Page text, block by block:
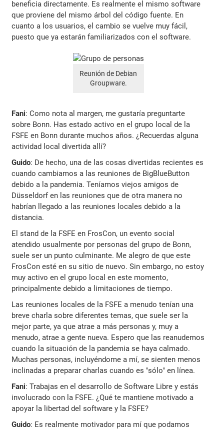
beneficia directamente. Es realmente el mismo software
que proviene del mismo árbol del código fuente. En
cuanto a los usuarios, el cambio se vuelve muy fácil,
puesto que ya estarán familiarizados con el software.
Reunión de Debian
Groupware.
Fani: Como nota al margen, me gustaría preguntarte
sobre Bonn. Has estado activo en el grupo local de la
FSFE en Bonn durante muchos años. ¿Recuerdas alguna
actividad local divertida allí?
Guido: De hecho, una de las cosas divertidas recientes es
cuando cambiamos a las reuniones de BigBlueButton
debido a la pandemia. Teníamos viejos amigos de
Düsseldorf en las reuniones que de otra manera no
habrían llegado a las reuniones locales debido a la
distancia.
El stand de la FSFE en FrosCon, un evento social
atendido usualmente por personas del grupo de Bonn,
suele ser un punto culminante. Me alegro de que este
FrosCon esté en su sitio de nuevo. Sin embargo, no estoy
muy activo en el grupo local en este momento,
principalmente debido a limitaciones de tiempo.
Las reuniones locales de la FSFE a menudo tenían una
breve charla sobre diferentes temas, que suele ser la
mejor parte, ya que atrae a más personas y, muy a
menudo, atrae a gente nueva. Espero que las reanudemos
cuando la situación de la pandemia se haya calmado.
Muchas personas, incluyéndome a mí, se sienten menos
inclinadas a preparar charlas cuando es "sólo" en línea.
Fani: Trabajas en el desarrollo de Software Libre y estás
involucrado con la FSFE. ¿Qué te mantiene motivado a
apoyar la libertad del software y la FSFE?
Guido: Es realmente motivador para mí que podamos